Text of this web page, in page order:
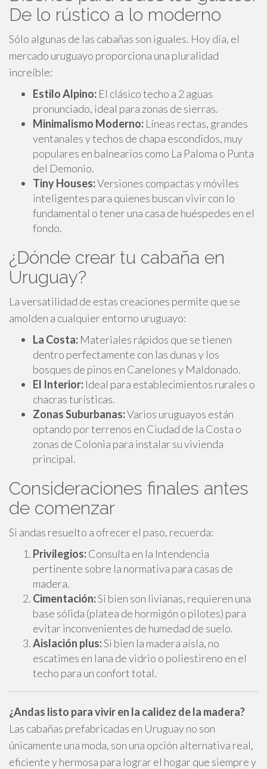
De lo rústico a lo moderno
Sólo algunas de las cabañas son iguales. Hoy día, el
mercado uruguayo proporciona una pluralidad
increíble:
Estilo Alpino: El clásico techo a 2 aguas
pronunciado, ideal para zonas de sierras.
Minimalismo Moderno: Líneas rectas, grandes
ventanales y techos de chapa escondidos, muy
populares en balnearios como La Paloma o Punta
del Demonio.
Tiny Houses:Versiones compactas y móviles
inteligentes para quienes buscan vivir con lo
fundamental o tener una casa de huéspedes en el
fondo.
¿Dónde crear tu cabaña en
Uruguay?
La versatilidad de estas creaciones permite que se
amolden a cualquier entorno uruguayo:
La Costa: Materiales rápidos que se tienen
dentro perfectamente con las dunas y los
bosques de pinos en Canelones y Maldonado.
El Interior: Ideal para establecimientos rurales o
chacras turísticas.
Zonas Suburbanas:Varios uruguayos están
optando por terrenos en Ciudad de la Costa o
zonas de Colonia para instalar su vivienda
principal.
Consideraciones finales antes
de comenzar
Si andas resuelto a ofrecer el paso, recuerda:
Privilegios:Consulta en la Intendencia
pertinente sobre la normativa para casas de
madera.
Cimentación:Si bien son livianas, requieren una
base sólida (platea de hormigón o pilotes) para
evitar inconvenientes de humedad de suelo.
Aislación plus:Si bien la madera aísla, no
escatimes en lana de vidrio o poliestireno en el
techo para un confort total.
¿Andas listo para vivir en la calidez de la madera?
Las cabañas prefabricadas en Uruguay no son
únicamente una moda, son una opción alternativa real,
eficiente y hermosa para lograr el hogar que siempre y